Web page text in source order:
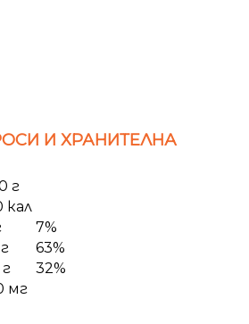
И ХРАНИТЕЛНА
г
кал
7%
63%
32%
мг